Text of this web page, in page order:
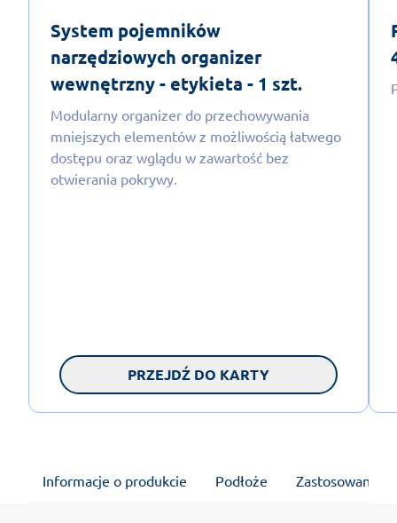
System pojemników
narzędziowych organizer
wewnętrzny - etykieta - 1 szt.
Modularny organizer do przechowywania
mniejszych elementów z możliwością łatwego
dostępu oraz wglądu w zawartość bez
otwierania pokrywy.
PRZEJDŹ DO KARTY
Informacje o produkcie Podłoże Zastosowanie